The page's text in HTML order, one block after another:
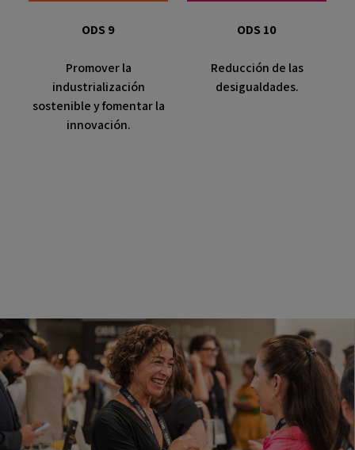
ODS 9
Promover la
industrialización
sostenible y fomentar la
innovación.
ODS 10
Reducción de las
desigualdades.